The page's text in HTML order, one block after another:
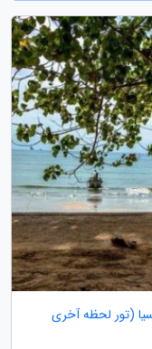
(تور لحظه آخری